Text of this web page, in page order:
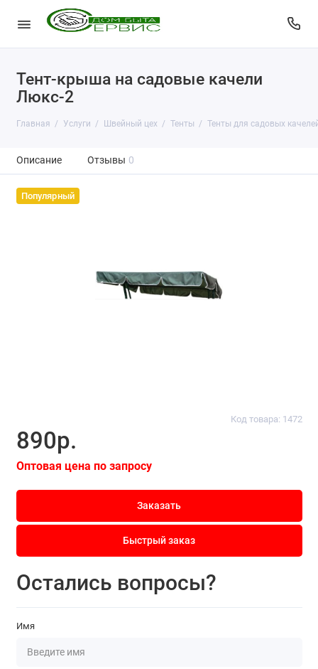
Тент-крыша на садовые качели
Люкс-2
Главная Услуги Швейный цех Тенты Тенты для садовых
Описание Отзывы 0
Популярный
Код товара: 1472
890р.
Оптовая цена по запросу
Заказать
Быстрый заказ
Остались вопросы?
Имя